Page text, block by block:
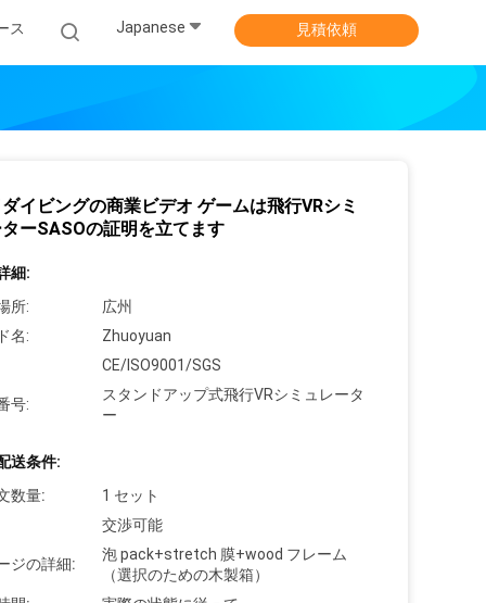
ス Japanese 見積依頼
イビングの商業ビデオ ゲームは飛行VRシミ
ーSASOの証明を立てます
細:
所:
広州
名:
Zhuoyuan
CE/ISO9001/SGS
号:
スタンドアップ式飛行VRシミュレータ
ー
送条件:
数量:
1 セット
交渉可能
ジの詳細:
泡 pack+stretch 膜+wood フレーム
（選択のための木製箱）